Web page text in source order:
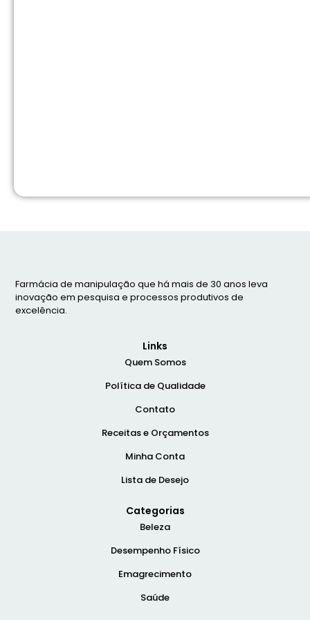
Farmácia de manipulação que há mais de 30 anos leva
inovação em pesquisa e processos produtivos de
excelência.
Links
Quem Somos
Política de Qualidade
Contato
Receitas e Orçamentos
Minha Conta
Lista de Desejo
Categorias
Beleza
Desempenho Físico
Emagrecimento
Saúde